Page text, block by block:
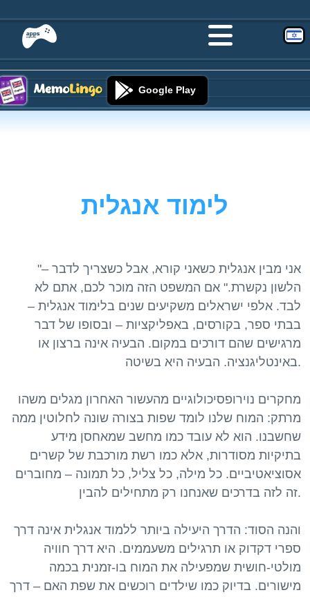
Google Play
לימוד אנגלית
"אני מבין אנגלית כשאני קורא, אבל כשצריך לדבר –
הלשון נקשרת." אם המשפט הזה מוכר לכם, אתם לא
לבד. אלפי ישראלים משקיעים שנים בלימוד אנגלית –
בבתי ספר, בקורסים, באפליקציות – ובסופו של דבר
מרגישים שהם דורכים במקום. הבעיה אינה ברצון או
באינטליגנציה. הבעיה היא בשיטה.
מחקרים נוירופסיכולוגיים מהעשור האחרון מגלים משהו
מרתק: המוח שלנו לומד שפות בצורה שונה לחלוטין ממה
שחשבנו. הוא לא עובד כמו מחשב שמאחסן מידע
בתיקיות מסודרות, אלא כמו רשת מורכבת של קשרים
אסוציאטיביים. כל מילה, כל צליל, כל תמונה – מחוברים
זה לזה בדרכים שאנחנו רק מתחילים להבין.
והנה הסוד: הדרך היעילה ביותר ללמוד אנגלית אינה דרך
ספרי דקדוק או תרגילים משעממים. היא דרך חוויה
מולטי-חושית שמפעילה את המוח בו-זמנית בכמה
מישורים. בדיוק כמו שילדים רוכשים את שפת האם – דרך